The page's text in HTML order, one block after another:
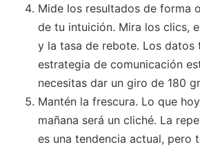
Mide los resultados de forma
de tu intuición. Mira los clics,
y la tasa de rebote. Los datos
estrategia de comunicación
necesitas dar un giro de 180
Mantén la frescura. Lo que
mañana será un cliché. La
es una tendencia actual, pero